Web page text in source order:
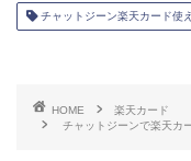
チャットジーン楽天カード使
HOME
楽天カード
チャットジーンで楽天カ